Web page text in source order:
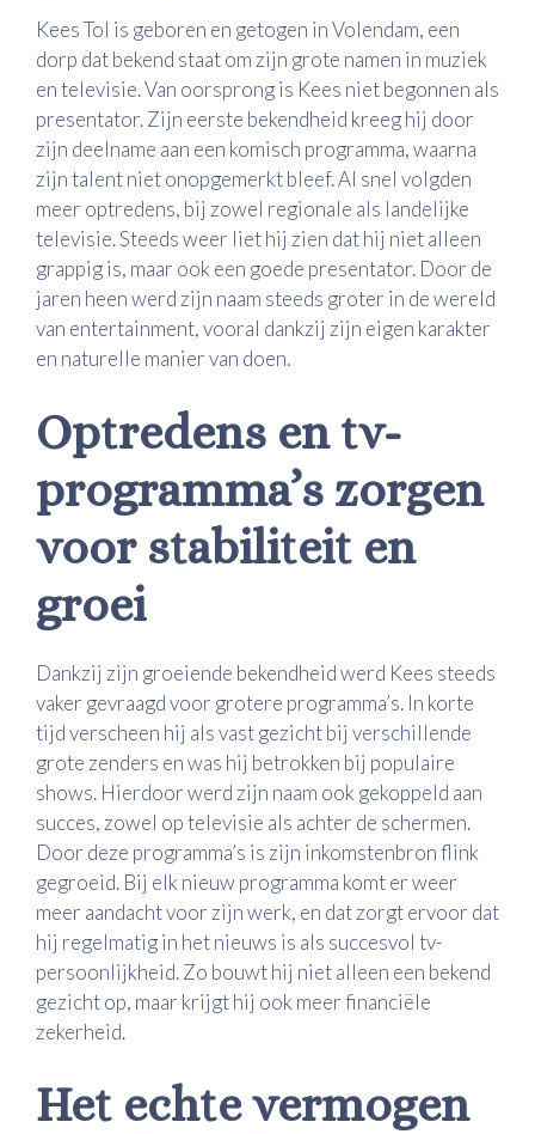
Kees Tol is geboren en getogen in Volendam, een
dorp dat bekend staat om zijn grote namen in muziek
en televisie. Van oorsprong is Kees niet begonnen als
presentator. Zijn eerste bekendheid kreeg hij door
zijn deelname aan een komisch programma, waarna
zijn talent niet onopgemerkt bleef. Al snel volgden
meer optredens, bij zowel regionale als landelijke
televisie. Steeds weer liet hij zien dat hij niet alleen
grappig is, maar ook een goede presentator. Door de
jaren heen werd zijn naam steeds groter in de wereld
van entertainment, vooral dankzij zijn eigen karakter
en naturelle manier van doen.
Optredens en tv-
programma’s zorgen
voor stabiliteit en
groei
Dankzij zijn groeiende bekendheid werd Kees steeds
vaker gevraagd voor grotere programma’s. In korte
tijd verscheen hij als vast gezicht bij verschillende
grote zenders en was hij betrokken bij populaire
shows. Hierdoor werd zijn naam ook gekoppeld aan
succes, zowel op televisie als achter de schermen.
Door deze programma’s is zijn inkomstenbron flink
gegroeid. Bij elk nieuw programma komt er weer
meer aandacht voor zijn werk, en dat zorgt ervoor dat
hij regelmatig in het nieuws is als succesvol tv-
persoonlijkheid. Zo bouwt hij niet alleen een bekend
gezicht op, maar krijgt hij ook meer financiële
zekerheid.
Het echte vermogen